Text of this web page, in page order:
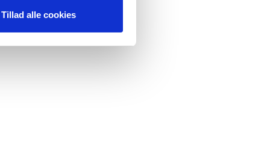
Tillad alle cookies